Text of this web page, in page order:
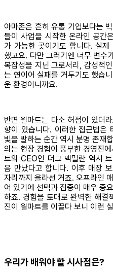
아마존은 흔히 유통 기업보다는
들이 사업을 시작한 온라인 공간
가 가능한 곳이기도 합니다. 실
했고요. 다만 그러기엔 너무 변수
복잡성을 지닌 그로서리, 감성적
는 연이어 실패를 거두기도 했습
운 환경이니까요.
반면 월마트는 다소 허점이 있더
향이 있습니다. 이러한 접근법은
빛을 발하는 순간 역시 분명 존재
의는 현장 경험이 풍부한 경영진
트의 CEO인 더그 맥밀란 역시
음 만났다고 합니다. 이후 매장
자리까지 올라선 거죠. 오프라인
어 있기에 선택과 집중이 매우 중
하죠. 경험을 토대로 완벽한 해결
진이 월마트를 이끌다 보니 이런
​우리가 배워야 할 시사점은?